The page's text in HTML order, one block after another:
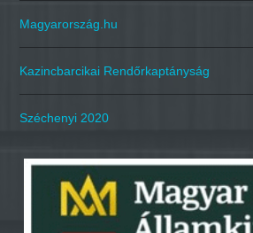
Magyarország.hu
Kazincbarcikai Rendőrkaptányság
Széchenyi 2020